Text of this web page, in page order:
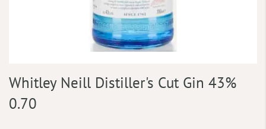
Anfang
der
Bildergalerie
Whitley Neill Distiller's Cut Gin 43%
0.70